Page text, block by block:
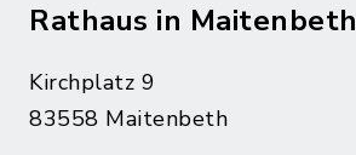
Rathaus in Maitenbeth
Kirchplatz 9
83558 Maitenbeth